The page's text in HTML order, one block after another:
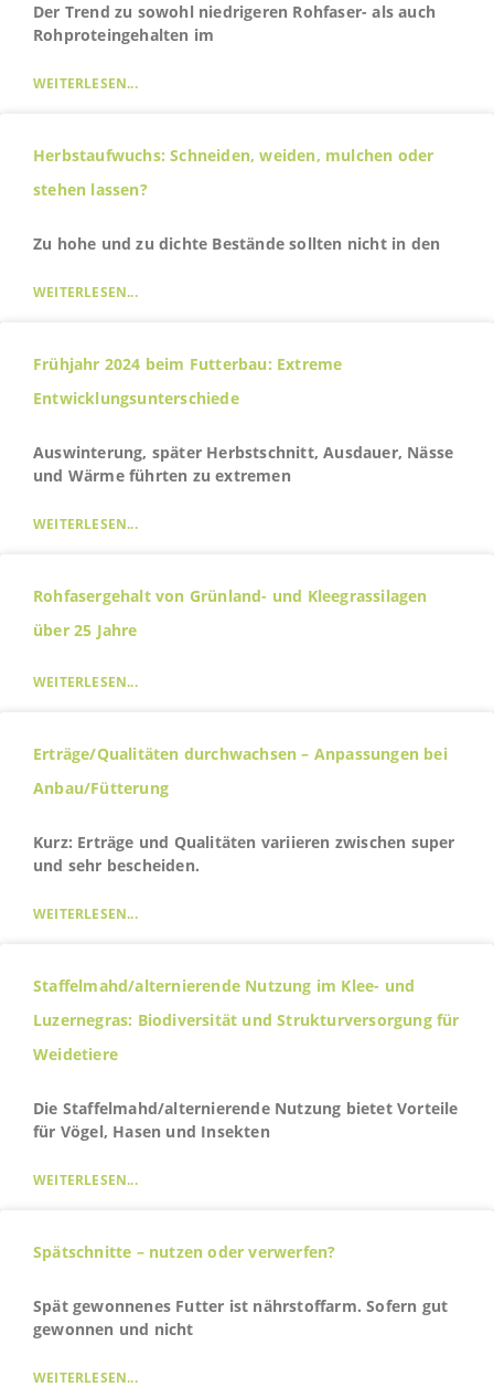
Der Trend zu sowohl niedrigeren Rohfaser- als auch
Rohproteingehalten im
WEITERLESEN...
Herbstaufwuchs: Schneiden, weiden, mulchen oder
stehen lassen?
Zu hohe und zu dichte Bestände sollten nicht in den
WEITERLESEN...
Frühjahr 2024 beim Futterbau: Extreme
Entwicklungsunterschiede
Auswinterung, später Herbstschnitt, Ausdauer, Nässe
und Wärme führten zu extremen
WEITERLESEN...
Rohfasergehalt von Grünland- und Kleegrassilagen
über 25 Jahre
WEITERLESEN...
Erträge/Qualitäten durchwachsen – Anpassungen bei
Anbau/Fütterung
Kurz: Erträge und Qualitäten variieren zwischen super
und sehr bescheiden.
WEITERLESEN...
Staffelmahd/alternierende Nutzung im Klee- und
Luzernegras: Biodiversität und Strukturversorgung für
Weidetiere
Die Staffelmahd/alternierende Nutzung bietet Vorteile
für Vögel, Hasen und Insekten
WEITERLESEN...
Spätschnitte – nutzen oder verwerfen?
Spät gewonnenes Futter ist nährstoffarm. Sofern gut
gewonnen und nicht
WEITERLESEN...